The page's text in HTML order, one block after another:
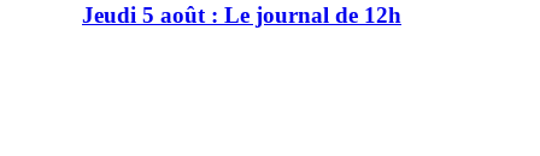
Jeudi 5 août : Le journal de 12h